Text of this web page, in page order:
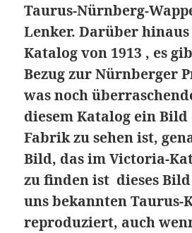
Taurus-Nürnberg-
Lenker. Darüber
Katalog von 1913 , es
Bezug zur Nürnberger
was noch
diesem Katalog ein
Fabrik zu sehen ist,
Bild, das im Victoria-
zu finden ist dieses
uns bekannten Taurus-
reproduziert, auch